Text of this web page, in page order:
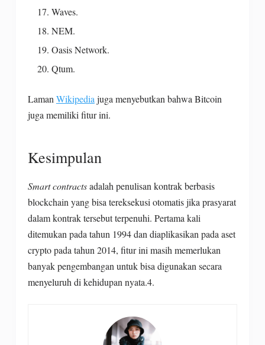
Waves.
NEM.
Oasis Network.
Qtum.
Laman Wikipedia juga menyebutkan bahwa Bitcoin
juga memiliki fitur ini.
Kesimpulan
Smart contractsadalah penulisan kontrak berbasis
blockchain yang bisa tereksekusi otomatis jika prasyarat
dalam kontrak tersebut terpenuhi. Pertama kali
ditemukan pada tahun 1994 dan diaplikasikan pada aset
crypto pada tahun 2014, fitur ini masih memerlukan
banyak pengembangan untuk bisa digunakan secara
menyeluruh di kehidupan nyata.4.